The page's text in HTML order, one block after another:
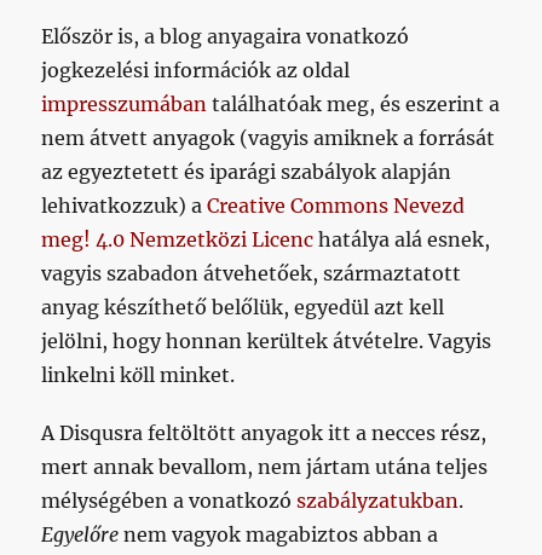
Először is, a blog anyagaira vonatkozó
jogkezelési információk az oldal
impresszumában találhatóak meg, és eszerint a
nem átvett anyagok (vagyis amiknek a forrását
az egyeztetett és iparági szabályok alapján
lehivatkozzuk) aCreative Commons Nevezd
meg! 4.0 Nemzetközi Licenc hatálya alá esnek,
vagyis szabadon átvehetőek, származtatott
anyag készíthető belőlük, egyedül azt kell
jelölni, hogy honnan kerültek átvételre. Vagyis
linkelni köll minket.
A Disqusra feltöltött anyagok itt a necces rész,
mert annak bevallom, nem jártam utána teljes
mélységében a vonatkozószabályzatukban.
Egyelőre nem vagyok magabiztos abban a